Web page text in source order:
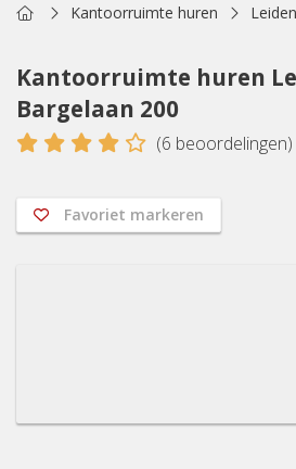
Actuele
HomeKantoorruimte huren Leiden
Kantoorruimte huren
Bargelaan 200
4 (6 beoordelingen)
Favoriet markeren